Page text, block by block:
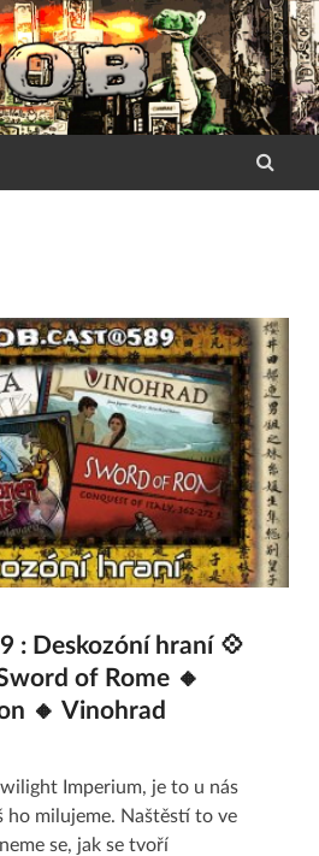
: Deskozóní hraní 💠
of Rome 🔸
🔸 Vinohrad
Imperium, je to u nás
ho milujeme. Naštěstí to ve
se, jak se tvoří